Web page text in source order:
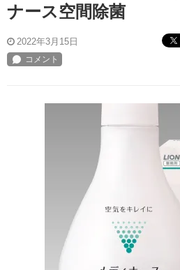
ナース空間除菌
2022年3月15日